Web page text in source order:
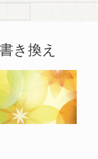
き換え